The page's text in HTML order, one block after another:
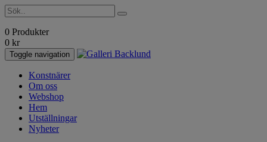
0 Produkter
0 kr
Toggle navigation
Konstnärer
Om oss
Webshop
Hem
Utställningar
Nyheter